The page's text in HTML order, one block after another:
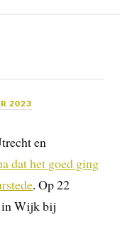
2023
en
dat het goed ging
. Op 22
in Wijk bij